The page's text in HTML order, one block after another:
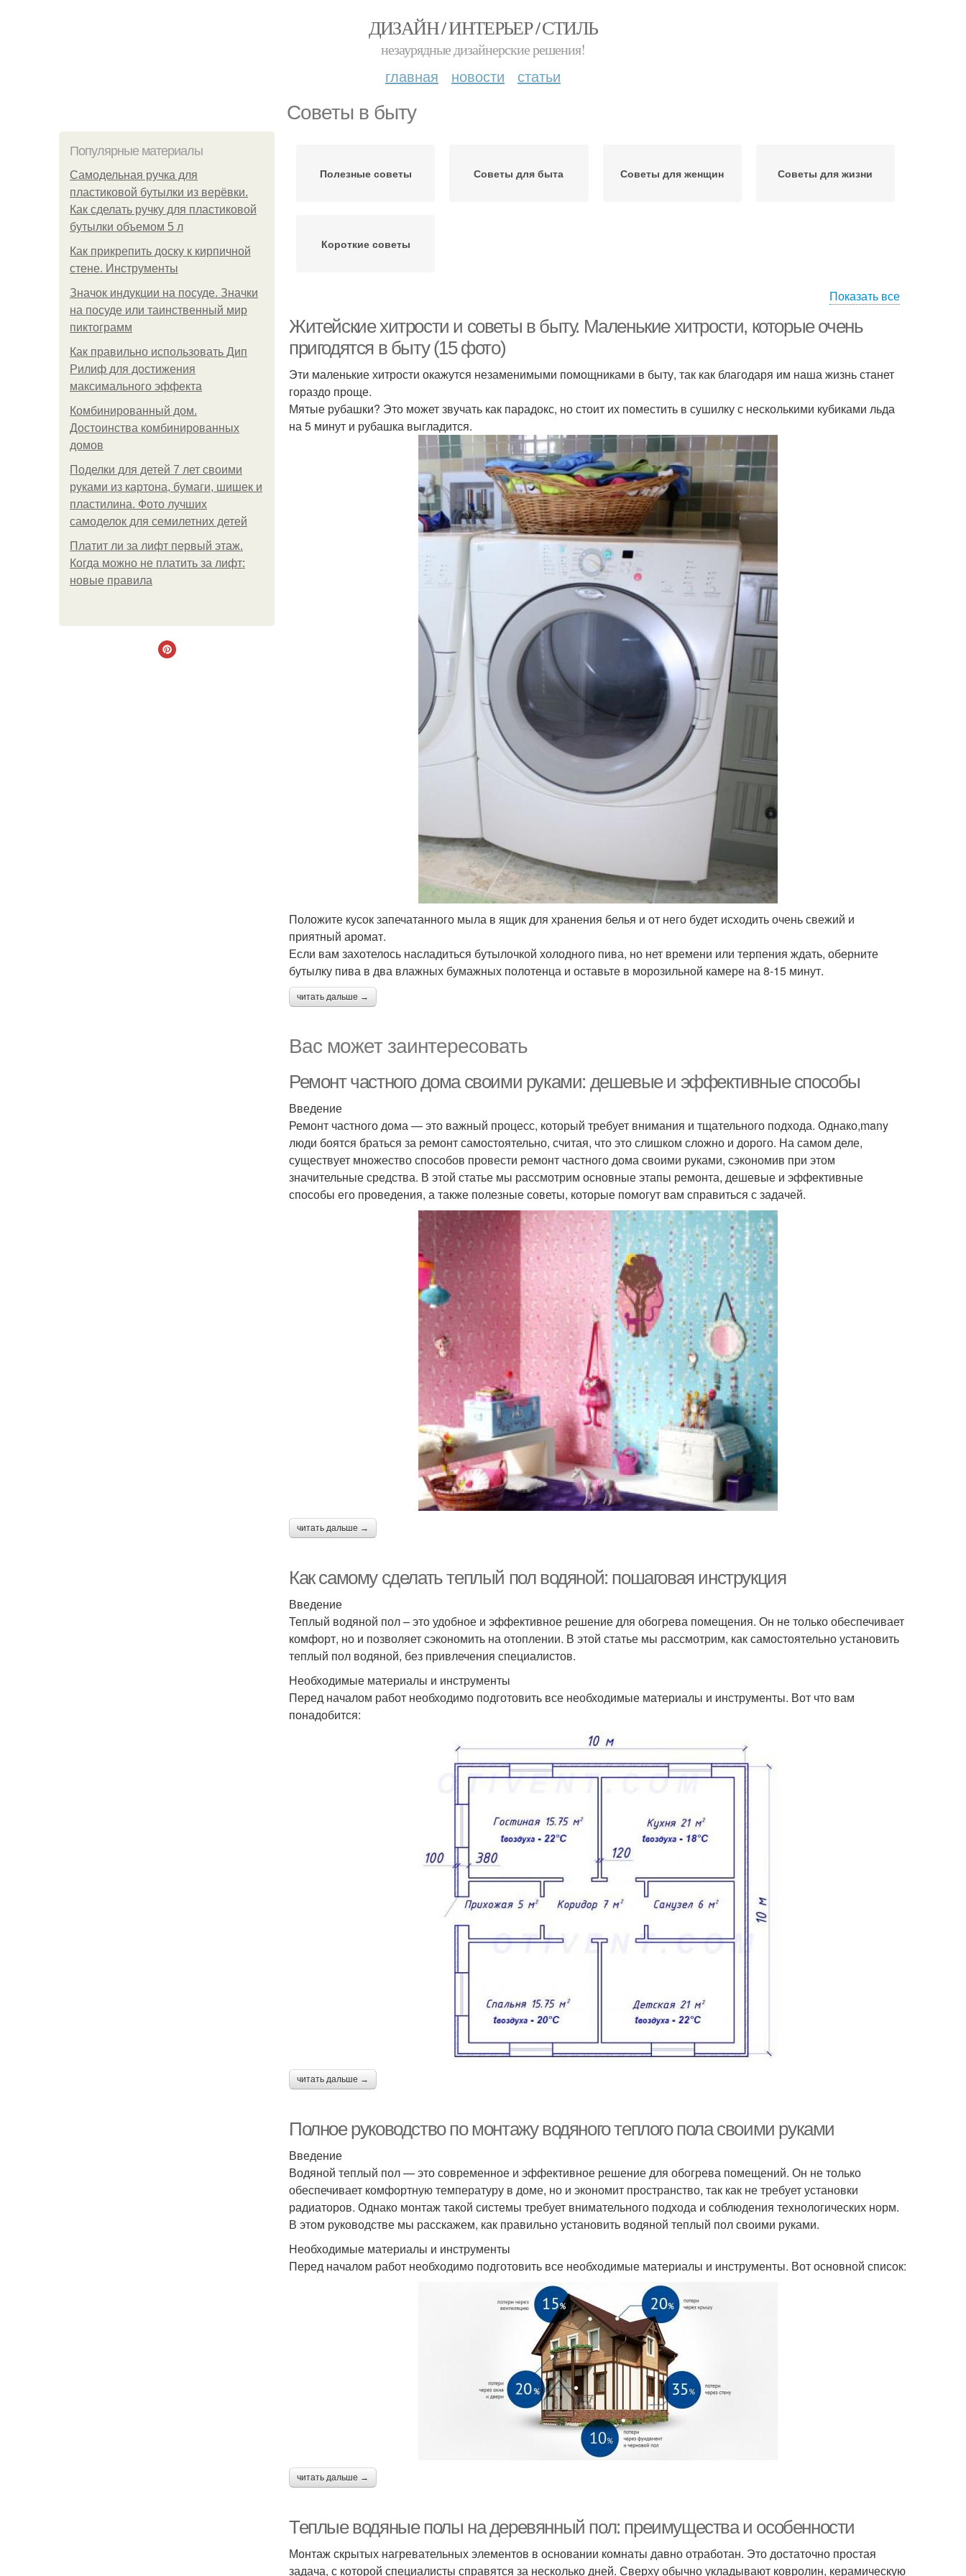
ДИЗАЙН / ИНТЕРЬЕР / СТИЛЬ
незаурядные дизайнерские решения!
главная новости статьи
Советы в быту
Популярные материалы
Самодельная ручка для
пластиковой бутылки из верёвки.
Как сделать ручку для пластиковой
бутылки объемом 5 л
Как прикрепить доску к кирпичной
стене. Инструменты
Значок индукции на посуде. Значки
на посуде или таинственный мир
пиктограмм
Как правильно использовать Дип
Рилиф для достижения
максимального эффекта
Комбинированный дом.
Достоинства комбинированных
домов
Поделки для детей 7 лет своими
руками из картона, бумаги, шишек и
пластилина. Фото лучших
самоделок для семилетних детей
Платит ли за лифт первый этаж.
Когда можно не платить за лифт:
новые правила
Полезные советы Советы для быта Советы для женщин Советы для жизни
Короткие советы
Показать все
Житейские хитрости и советы в быту. Маленькие хитрости, которые очень
пригодятся в быту (15 фото)
Эти маленькие хитрости окажутся незаменимыми помощниками в быту, так как благодаря им наша жизнь станет
гораздо проще.
Мятые рубашки? Это может звучать как парадокс, но стоит их поместить в сушилку с несколькими кубиками льда
на 5 минут и рубашка выгладится.
Положите кусок запечатанного мыла в ящик для хранения белья и от него будет исходить очень свежий и
приятный аромат.
Если вам захотелось насладиться бутылочкой холодного пива, но нет времени или терпения ждать, оберните
бутылку пива в два влажных бумажных полотенца и оставьте в морозильной камере на 8-15 минут.
читать дальше →
Вас может заинтересовать
Ремонт частного дома своими руками: дешевые и эффективные способы
Введение
Ремонт частного дома — это важный процесс, который требует внимания и тщательного подхода. Однако,many
люди боятся браться за ремонт самостоятельно, считая, что это слишком сложно и дорого. На самом деле,
существует множество способов провести ремонт частного дома своими руками, сэкономив при этом
значительные средства. В этой статье мы рассмотрим основные этапы ремонта, дешевые и эффективные
способы его проведения, а также полезные советы, которые помогут вам справиться с задачей.
читать дальше →
Как самому сделать теплый пол водяной: пошаговая инструкция
Введение
Теплый водяной пол – это удобное и эффективное решение для обогрева помещения. Он не только обеспечивает
комфорт, но и позволяет сэкономить на отоплении. В этой статье мы рассмотрим, как самостоятельно установить
теплый пол водяной, без привлечения специалистов.
Необходимые материалы и инструменты
Перед началом работ необходимо подготовить все необходимые материалы и инструменты. Вот что вам
понадобится:
читать дальше →
Полное руководство по монтажу водяного теплого пола своими руками
Введение
Водяной теплый пол — это современное и эффективное решение для обогрева помещений. Он не только
обеспечивает комфортную температуру в доме, но и экономит пространство, так как не требует установки
радиаторов. Однако монтаж такой системы требует внимательного подхода и соблюдения технологических норм.
В этом руководстве мы расскажем, как правильно установить водяной теплый пол своими руками.
Необходимые материалы и инструменты
Перед началом работ необходимо подготовить все необходимые материалы и инструменты. Вот основной список:
читать дальше →
Теплые водяные полы на деревянный пол: преимущества и особенности
Монтаж скрытых нагревательных элементов в основании комнаты давно отработан. Это достаточно простая
задача, с которой специалисты справятся за несколько дней. Сверху обычно укладывают ковролин, керамическую